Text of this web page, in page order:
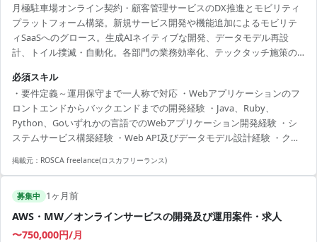
月極駐車場オンライン契約・顧客管理サービスのDX推進とモビリティ
プラットフォーム構築。新規サービス開発や機能追加によるモビリテ
ィSaaSへのグロース。生成AIネイティブな開発、データモデル再設
計、トイル撲滅・自動化。各部門の業務効率化、テックタッチ施策の
障害監視・調査。
必須スキル
・要件定義～運用保守まで一人称で対応 ・Webアプリケーションのフ
ロントエンドからバックエンドまでの開発経験 ・Java、Ruby、
Python、Goいずれかの言語でのWebアプリケーション開発経験 ・シ
ステムサービス構築経験 ・Web API及びデータモデル設計経験 ・クラ
掲載元： ROSCA freelance(ロスカフリーランス)
募集中 1ヶ月前
AWS・MW／オンラインサービスの開発及び運用案件・求人
〜750,000円/月